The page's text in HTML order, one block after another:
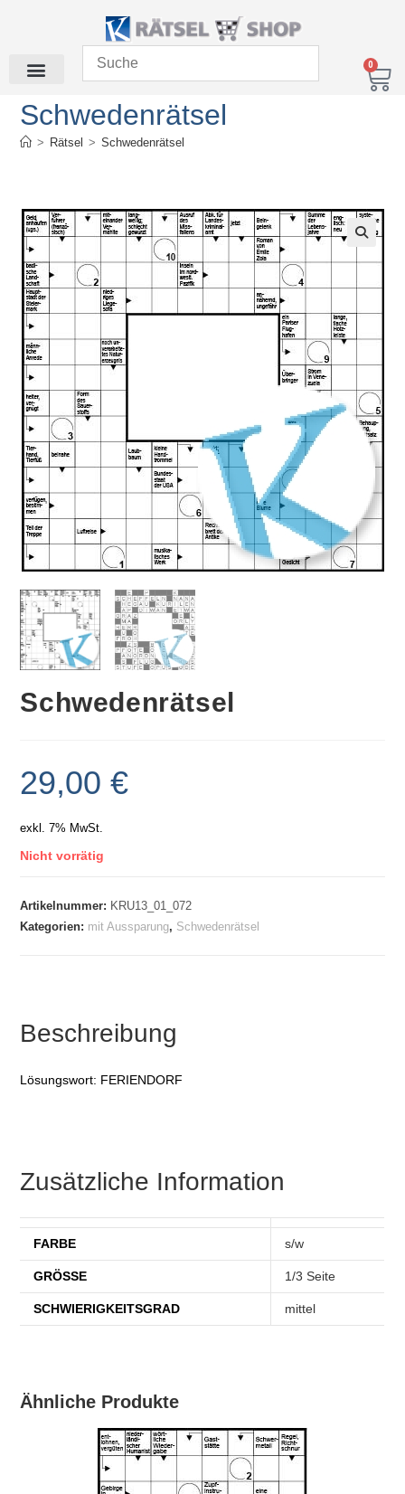
0
Schwedenrätsel
> Rätsel > Schwedenrätsel
Schwedenrätsel
29,00€
exkl. 7% MwSt.
Nicht vorrätig
Artikelnummer: KRU13_01_072
Kategorien: mit Aussparung, Schwedenrätsel
Beschreibung
Lösungswort: FERIENDORF
Zusätzliche Information
FARBE s/w
GRÖSSE 1/3 Seite
SCHWIERIGKEITSGRAD mittel
Ähnliche Produkte